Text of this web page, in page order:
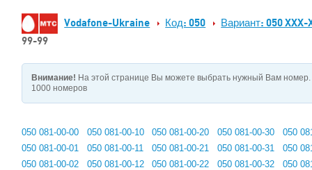
Vodafone-Ukraine Код: 050
Вариант: 050 XXX-
99-99
Внимание! На этой странице Вы можете выбрать нужный Вам
1000 номеров
050 081-00-00
050 081-00-01
050 081-00-02
050 081-00-10
050 081-00-11
050 081-00-12
050 081-00-20
050 081-00-21
050 081-00-22
050 081-00-30
050 081-00-31
050 081-00-32
050
050
050